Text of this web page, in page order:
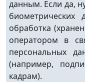
данным. Если да,
биометрических
обработка
оператором в
персональных
(например,
кадрам).